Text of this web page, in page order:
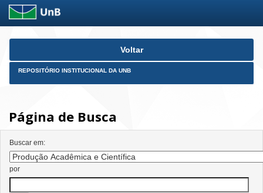
Skip
Voltar
REPOSITÓRIO INSTITUCIONAL DA UNB
Página de Busca
Buscar em:
por